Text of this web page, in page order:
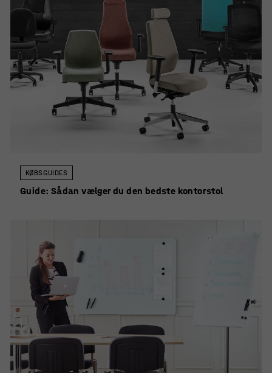
KØBSGUIDES
Guide: Sådan vælger du den bedste kontorstol